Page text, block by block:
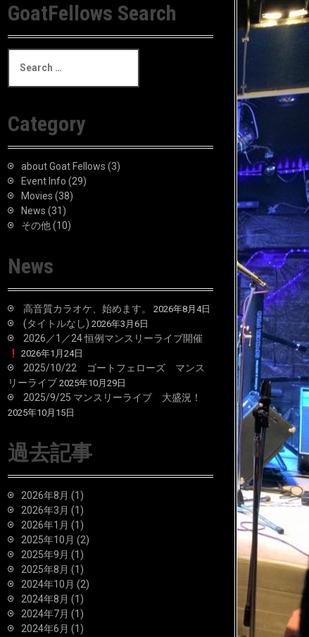
GoatFellows Search
a
c
h
f
Category
about Goat Fellows (3)
Event Info (29)
Movies (38)
News (31)
その他(10)
News
高音質カラオケ、始めます。 2026年8月4日
(タイトルなし) 2026年3月6日
2026／1／24 恒例マンスリーライブ開催
2026年1月24日
2025/10/22 ゴートフェローズ マンス
リーライブ 2025年10月29日
2025/9/25 マンスリーライブ 大盛況！
2025年10月15日
過去記事
2026年8月 (1)
2026年3月 (1)
2026年1月 (1)
2025年10月 (2)
2025年9月 (1)
2025年8月 (1)
2024年10月 (2)
2024年8月 (1)
2024年7月 (1)
2024年6月 (1)